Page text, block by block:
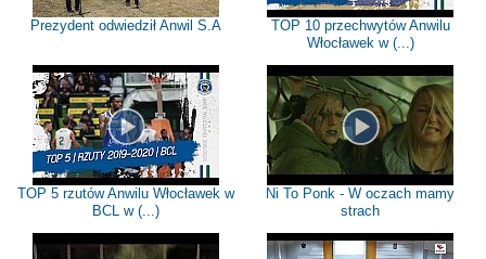
Prezydent odwiedził Anwil S.A
TOP 10 przechwytów Anwilu
Włocławek w (...)
TOP 5 rzutów Anwilu Włocławek w
BCL w (...)
Ni To Ponk - W oczach mamy
strach